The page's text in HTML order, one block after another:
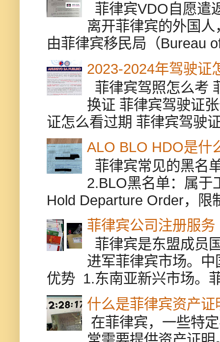
菲律宾VDO自愿遣
离开菲律宾的外国
由菲律宾移民局（Bureau
2023-2024年驾驶证
菲律宾驾照怎么考
换证 菲律宾驾驶证
证怎么看过期 菲律宾驾驶
ALO BLO HDO是什
菲律宾常见的黑名
2.BLO黑名单：属于
Hold Departure Order，限
菲律宾公司注册服务
菲律宾是东盟成员
进军菲律宾市场。
优势 1.东南亚新兴市场。
什么是菲律宾资产证
在菲律宾，一些特